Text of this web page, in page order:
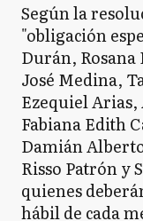
Según la
"obligación
Durán,
José Medina,
Ezequiel
Fabiana Edith
Damián
Risso Patrón y
quienes
hábil de cada